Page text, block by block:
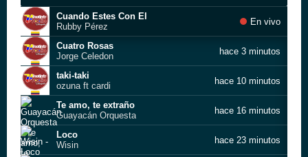
Cuando Estes Con El
Rubby Pérez
En vivo
Cuatro Rosas
Jorge Celedon
hace 3 minutos
taki-taki
ozuna ft cardi
hace 10 minutos
Te amo, te extraño
Guayacán Orquesta
hace 16 minutos
Loco
Wisin
hace 23 minutos